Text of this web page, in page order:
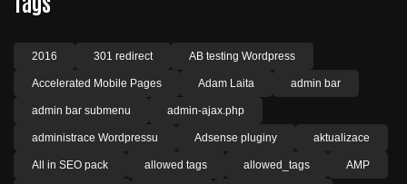
2016 301 redirect AB testing Wordpress
Accelerated Mobile Pages Adam Laita admin bar
admin bar submenu admin-ajax.php
administrace Wordpressu Adsense pluginy aktualizace
All in SEO pack allowed tags allowed_tags AMP